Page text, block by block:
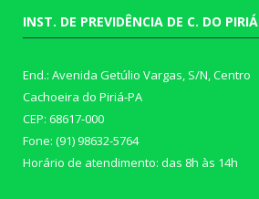
INST. DE PREVIDÊNCIA DE C. DO PIRIÁ
End.: Avenida Getúlio Vargas, S/N, Centro
Cachoeira do Piriá-PA
CEP: 68617-000
Fone: (91) 98632-5764
Horário de atendimento: das 8h às 14h